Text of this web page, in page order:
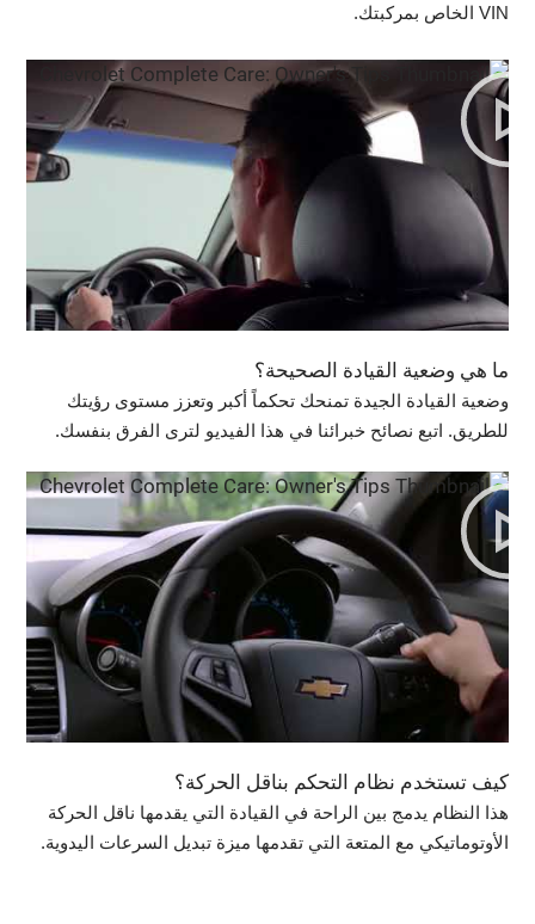
VIN الخاص بمركبتك.
ما هي وضعية القيادة الصحيحة؟
وضعية القيادة الجيدة تمنحك تحكماً أكبر وتعزز مستوى رؤيتك
للطريق. اتبع نصائح خبرائنا في هذا الفيديو لترى الفرق بنفسك.
كيف تستخدم نظام التحكم بناقل الحركة؟
هذا النظام يدمج بين الراحة في القيادة التي يقدمها ناقل الحركة
الأوتوماتيكي مع المتعة التي تقدمها ميزة تبديل السرعات اليدوية.